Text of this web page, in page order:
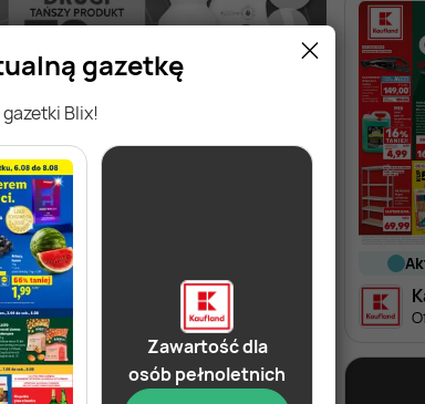
gazetkę
Blix!
Zawartość dla
osób pełnoletnich